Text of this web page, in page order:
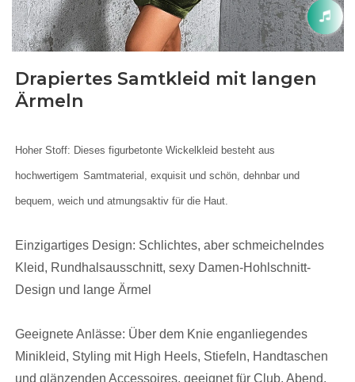
Drapiertes Samtkleid mit langen
Ärmeln
Hoher Stoff: Dieses figurbetonte Wickelkleid besteht aus
hochwertigem Samtmaterial, exquisit und schön, dehnbar und
bequem, weich und atmungsaktiv für die Haut.
Einzigartiges Design: Schlichtes, aber schmeichelndes
Kleid, Rundhalsausschnitt, sexy Damen-Hohlschnitt-
Design und lange Ärmel
Geeignete Anlässe: Über dem Knie enganliegendes
Minikleid, Styling mit High Heels, Stiefeln, Handtaschen
und glänzenden Accessoires, geeignet für Club, Abend,